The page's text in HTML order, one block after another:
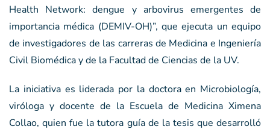
Health Network: dengue y arbovirus emergentes de
importancia médica (DEMIV-OH)”, que ejecuta un equipo
de investigadores de las carreras de Medicina e Ingeniería
Civil Biomédica y de la Facultad de Ciencias de la UV.
La iniciativa es liderada por la doctora en Microbiología,
viróloga y docente de la Escuela de Medicina Ximena
Collao, quien fue la tutora guía de la tesis que desarrolló